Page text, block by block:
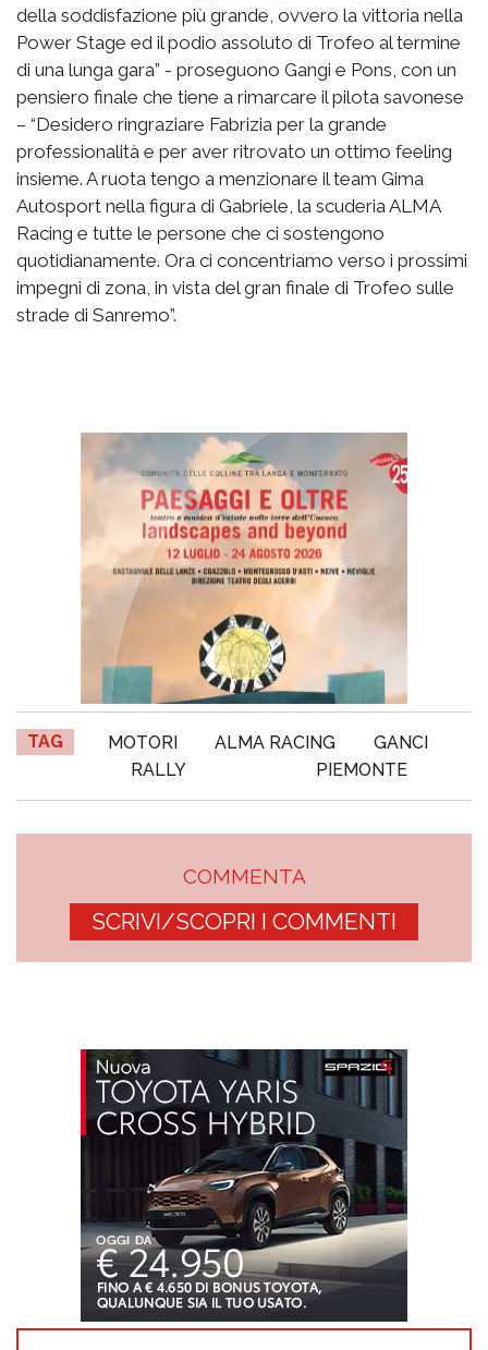
della soddisfazione più grande, ovvero la vittoria nella
Power Stage ed il podio assoluto di Trofeo al termine
di una lunga gara” - proseguono Gangi e Pons, con un
pensiero finale che tiene a rimarcare il pilota savonese
– “Desidero ringraziare Fabrizia per la grande
professionalità e per aver ritrovato un ottimo feeling
insieme. A ruota tengo a menzionare il team Gima
Autosport nella figura di Gabriele, la scuderia ALMA
Racing e tutte le persone che ci sostengono
quotidianamente. Ora ci concentriamo verso i prossimi
impegni di zona, in vista del gran finale di Trofeo sulle
strade di Sanremo”.
TAG MOTORI ALMA RACING
GANCI
RALLY
PIEMONTE
COMMENTA
SCRIVI/SCOPRI I COMMENTI